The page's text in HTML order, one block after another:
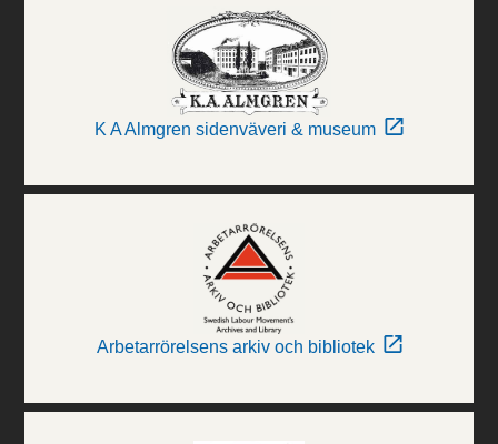
K A Almgren sidenväveri & museum
Arbetarrörelsens arkiv och bibliotek